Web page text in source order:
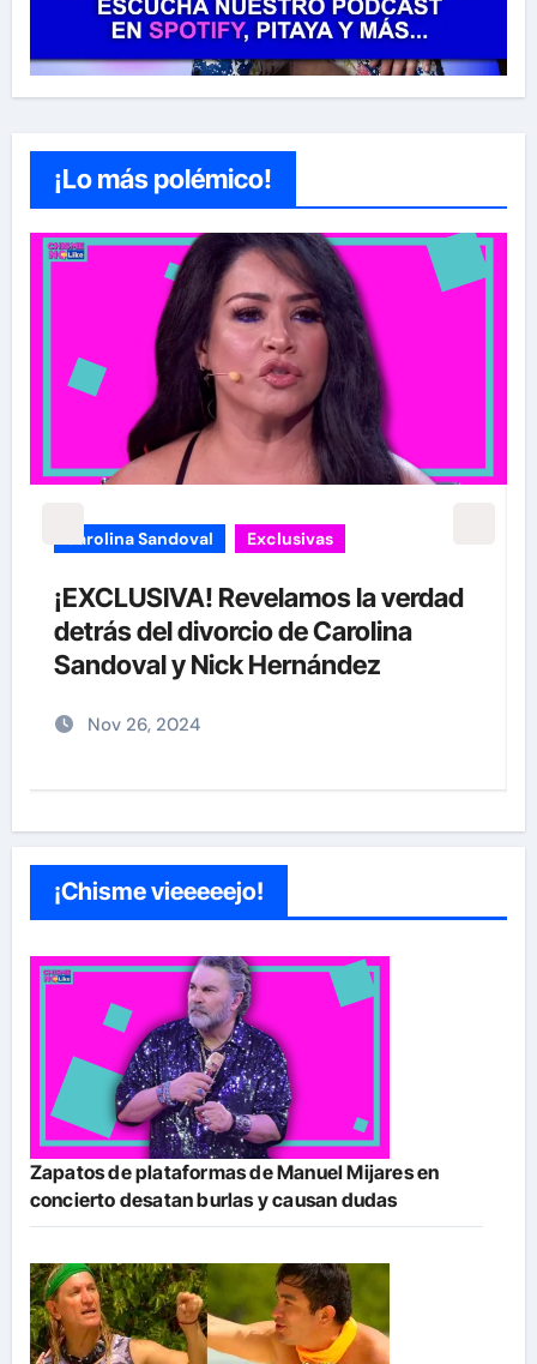
¡Lo más polémico!
carolina Sandoval Exclusivas
¡EXCLUSIVA! Revelamos la verdad
detrás del divorcio de Carolina
Sandoval y Nick Hernández
Nov 26, 2024
¡Chisme vieeeeejo!
Zapatos de plataformas de Manuel Mijares en
concierto desatan burlas y causan dudas